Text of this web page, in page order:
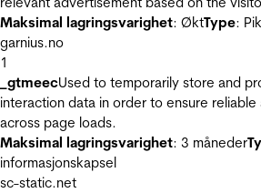
Maksimal lagringsvarighet: ØktType:
garnius.no
1
_gtmeecUsed to temporarily store and
interaction data in order to ensure
across page loads.
Maksimal lagringsvarighet: 3 måneder
informasjonskapsel
sc-static.net